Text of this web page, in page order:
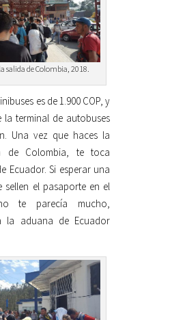
salida de Colombia, 2018.
es de 1.900 COP, y
la terminal de autobuses
Una vez que haces la
de Colombia, te toca
Ecuador. Si esperar una
el pasaporte en el
te parecía mucho,
la aduana de Ecuador